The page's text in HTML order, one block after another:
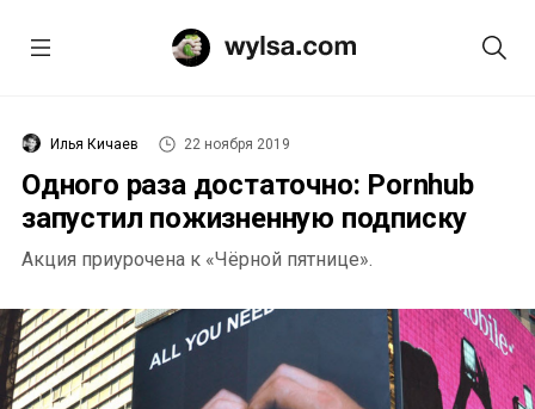
Илья Кичаев 22 ноября 2019
Одного раза достаточно: Pornhub
запустил пожизненную подписку
Акция приурочена к «Чёрной пятнице».